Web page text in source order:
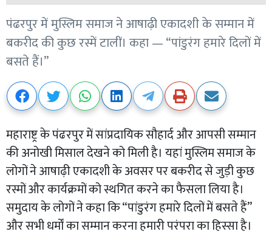
पंढरपुर में मुस्लिम समाज ने आषाढ़ी एकादशी के सम्मान में
बकरीद की कुछ रस्में टालीं। कहा — “पांडुरंग हमारे दिलों में
बसते हैं।”
महाराष्ट्र के पंढरपुर में सांप्रदायिक सौहार्द और आपसी सम्मान
की अनोखी मिसाल देखने को मिली है। यहां मुस्लिम समाज के
लोगों ने आषाढ़ी एकादशी के अवसर पर बकरीद से जुड़ी कुछ
रस्मों और कार्यक्रमों को स्थगित करने का फैसला लिया है।
समुदाय के लोगों ने कहा कि “पांडुरंग हमारे दिलों में बसते हैं”
और सभी धर्मों का सम्मान करना हमारी परंपरा का हिस्सा है।